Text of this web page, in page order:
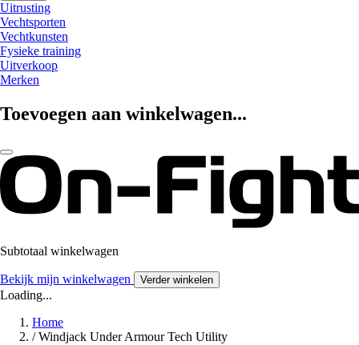
Uitrusting
Vechtsporten
Vechtkunsten
Fysieke training
Uitverkoop
Merken
Toevoegen aan winkelwagen...
Subtotaal winkelwagen
Bekijk mijn winkelwagen Verder winkelen
Loading...
Home
/ Windjack Under Armour Tech Utility